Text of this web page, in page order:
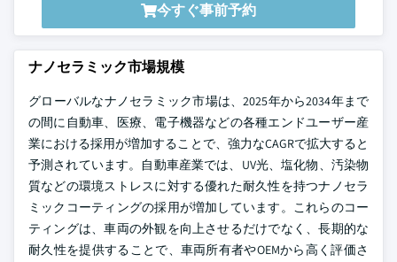
今すぐ事前予約
ナノセラミック市場規模
グローバルなナノセラミック市場は、2025年から2034年まで
の間に自動車、医療、電子機器などの各種エンドユーザー産
業における採用が増加することで、強力なCAGRで拡大すると
予測されています。自動車産業では、UV光、塩化物、汚染物
質などの環境ストレスに対する優れた耐久性を持つナノセラ
ミックコーティングの採用が増加しています。これらのコー
ティングは、車両の外観を向上させるだけでなく、長期的な
耐久性を提供することで、車両所有者やOEMから高く評価さ